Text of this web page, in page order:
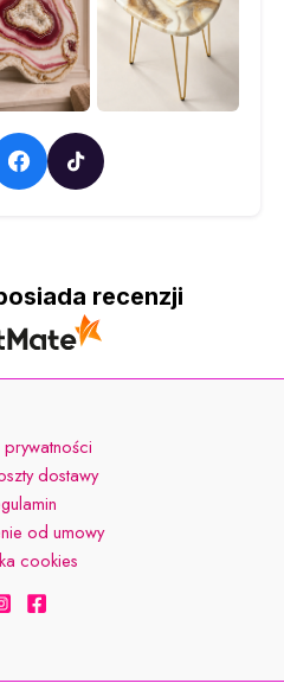
recenzji
prywatności
dostawy
od umowy
cookies